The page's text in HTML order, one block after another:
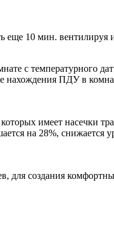
еще 10 мин. вентилируя
с температурного
нахождения ПДУ в
имеет насечки
на 28%, снижается
для создания